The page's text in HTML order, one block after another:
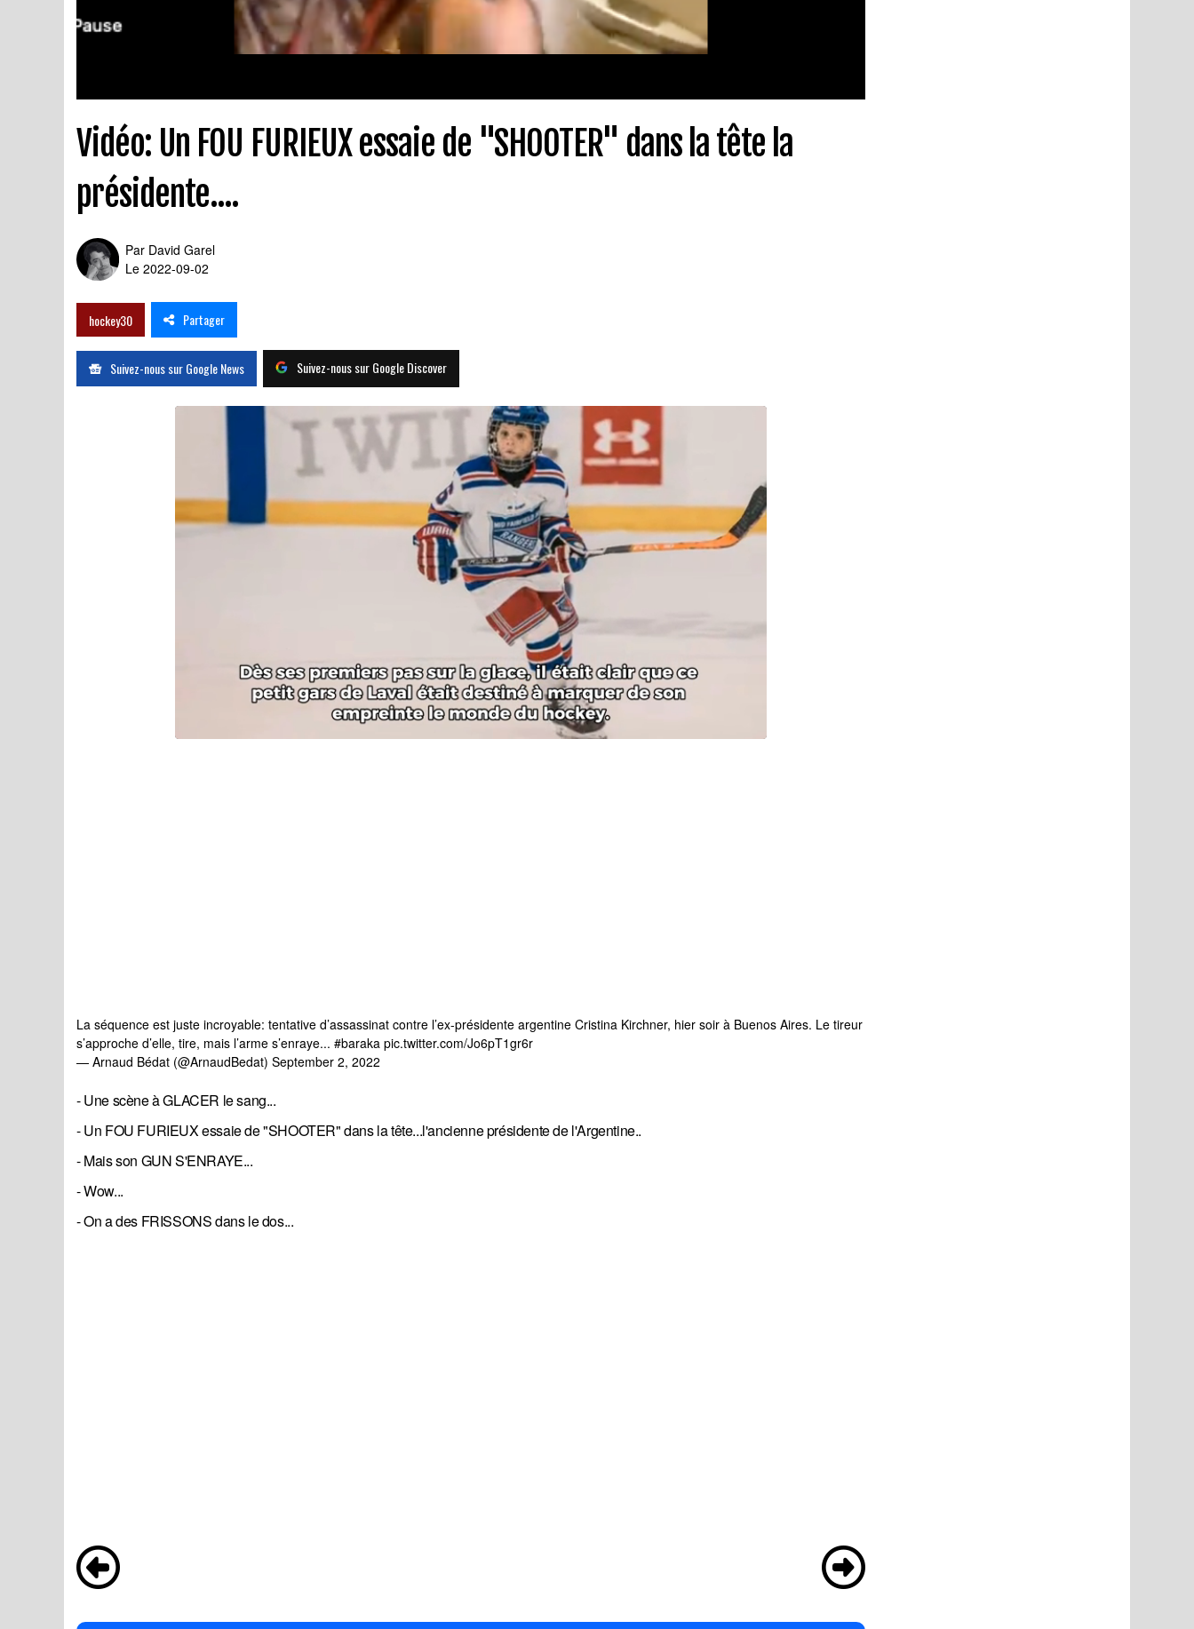
Vidéo: Un FOU FURIEUX essaie de "SHOOTER" dans la tête la
présidente....
Par David Garel
Le 2022-09-02
hockey30 Partager
Suivez-nous sur Google News Suivez-nous sur Google Discover
La séquence est juste incroyable: tentative d’assassinat contre l’ex-présidente argentine Cristina Kirchner, hier soir à Buenos Aires. Le tireur
s’approche d’elle, tire, mais l’arme s’enraye... #baraka pic.twitter.com/Jo6pT1gr6r
— Arnaud Bédat (@ArnaudBedat) September 2, 2022
- Une scène à GLACER le sang...
- Un FOU FURIEUX essaie de "SHOOTER" dans la tête...l'ancienne présidente de l'Argentine..
- Mais son GUN S'ENRAYE...
- Wow...
- On a des FRISSONS dans le dos...